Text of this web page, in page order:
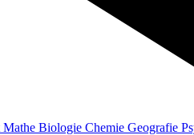
Mathe Biologie Chemie Geografie